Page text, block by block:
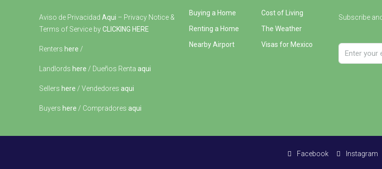
Aviso de Privacidad Aqui – Privacy Notice &
Terms of Service byCLICKING HERE
Renters here /
Landlords here / Dueños Renta aqui
Sellers here / Vendedores aqui
Buyers here / Compradores aqui
Buying a Home
Renting a Home
Nearby Airport
Cost of Living
The Weather
Visas for Mexico
Subscribe
Facebook Instagram